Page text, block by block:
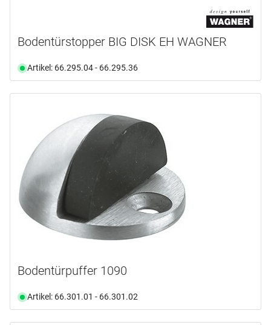
Bodentürstopper BIG DISK EH WAGNER
Artikel: 66.295.04 - 66.295.36
Bodentürpuffer 1090
Artikel: 66.301.01 - 66.301.02